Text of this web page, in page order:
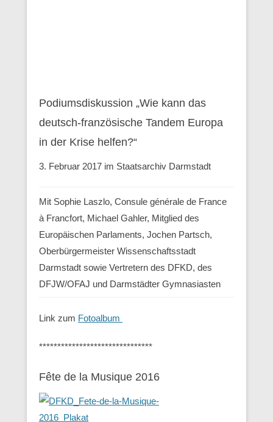
Podiumsdiskussion „Wie kann das
deutsch-französische Tandem Europa
in der Krise helfen?“
3. Februar 2017 im Staatsarchiv Darmstadt
Mit Sophie Laszlo, Consule générale de France
à Francfort, Michael Gahler, Mitglied des
Europäischen Parlaments, Jochen Partsch,
Oberbürgermeister Wissenschaftsstadt
Darmstadt sowie Vertretern des DFKD, des
DFJW/OFAJ und Darmstädter Gymnasiasten
Link zum Fotoalbum
*******************************
Fête de la Musique 2016